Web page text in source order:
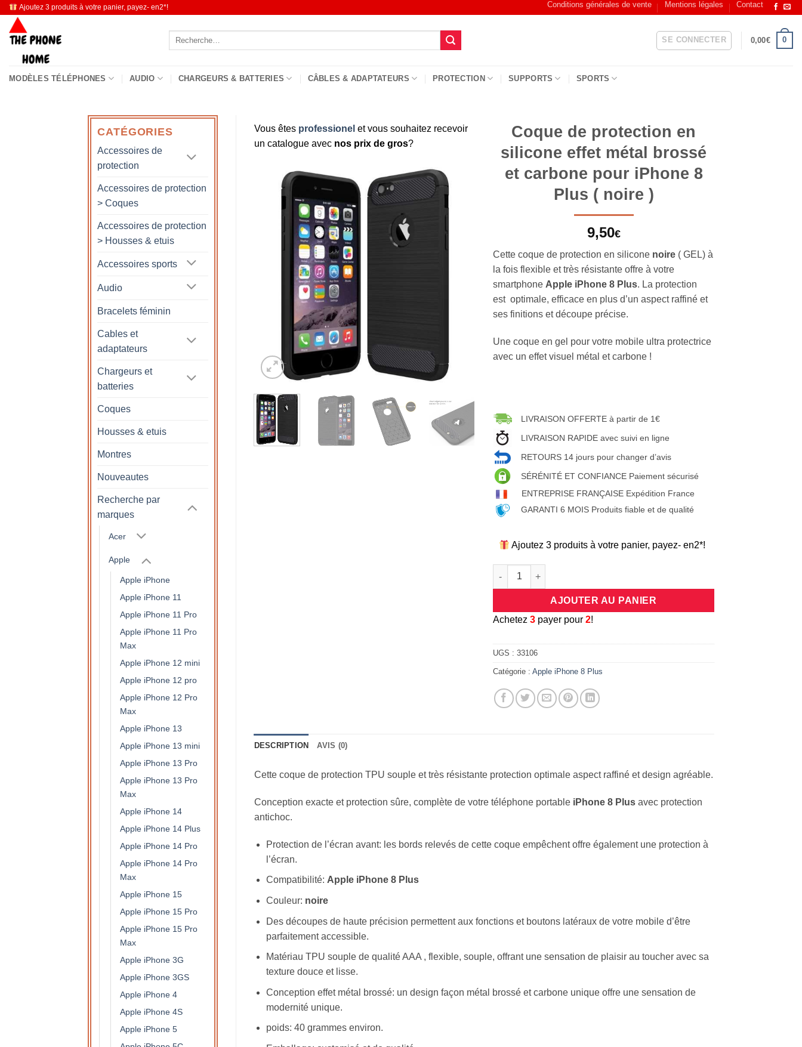
Passer
contenu
Ajoutez 3 produits à votre panier, payez- en2*! Conditions générales de vente Mentions légales Contact
Recherche
SE CONNECTER 0,00€ 0
MODÈLES TÉLÉPHONES AUDIO CHARGEURS & BATTERIES CÂBLES & ADAPTATEURS PROTECTION SUPPORTS SPORTS
CATÉGORIES
Accessoires de
protection
Accessoires de protection
> Coques
Accessoires de protection
> Housses & etuis
Accessoires sports
Audio
Bracelets féminin
Cables et
adaptateurs
Chargeurs et
batteries
Coques
Housses & etuis
Montres
Nouveautes
Recherche par
marques
Acer
Apple
Apple iPhone
Apple iPhone 11
Apple iPhone 11 Pro
Apple iPhone 11 Pro
Max
Apple iPhone 12 mini
Apple iPhone 12 pro
Apple iPhone 12 Pro
Max
Apple iPhone 13
Apple iPhone 13 mini
Apple iPhone 13 Pro
Apple iPhone 13 Pro
Max
Apple iPhone 14
Apple iPhone 14 Plus
Apple iPhone 14 Pro
Apple iPhone 14 Pro
Max
Apple iPhone 15
Apple iPhone 15 Pro
Apple iPhone 15 Pro
Max
Apple iPhone 3G
Apple iPhone 3GS
Apple iPhone 4
Apple iPhone 4S
Apple iPhone 5
Vous êtes professionel et vous souhaitez recevoir
un catalogue avec nos prix de gros?
Coque de protection en
silicone effet métal brossé
et carbone pour iPhone 8
Plus ( noire )
9,50€
Cette coque de protection en silicone noire ( GEL) à
la fois flexible et très résistante offre à votre
smartphone Apple iPhone 8 Plus. La protection
est optimale, efficace en plus d’un aspect raffiné et
ses finitions et découpe précise.
Une coque en gel pour votre mobile ultra protectrice
avec un effet visuel métal et carbone !
LIVRAISON OFFERTE à partir de 1€
LIVRAISON RAPIDE avec suivi en ligne
RETOURS 14 jours pour changer d’avis
SÉRÉNITÉ ET CONFIANCE Paiement sécurisé
ENTREPRISE FRANÇAISE Expédition France
GARANTI 6 MOIS Produits fiable et de qualité
Ajoutez 3 produits à votre panier, payez- en2*!
quantité de Coque de protection en silicone effet métal brossé et carbone
AJOUTER AU PANIER
Achetez3 payer pour2!
UGS :33106
Catégorie :Apple iPhone 8 Plus
DESCRIPTION AVIS (0)
Cette coque de protection TPU souple et très résistante protection optimale aspect raffiné et design agréable.
Conception exacte et protection sûre, complète de votre téléphone portable iPhone 8 Plusavec protection
antichoc.
Protection de l’écran avant: les bords relevés de cette coque empêchent offre également une protection à
l’écran.
Compatibilité:Apple iPhone 8 Plus
Couleur: noire
Des découpes de haute précision permettent aux fonctions et boutons latéraux de votre mobile d’être
parfaitement accessible.
Matériau TPU souple de qualité AAA , flexible, souple, offrant une sensation de plaisir au toucher avec sa
texture douce et lisse.
Conception effet métal brossé: un design façon métal brossé et carbone unique offre une sensation de
modernité unique.
poids: 40 grammes environ.